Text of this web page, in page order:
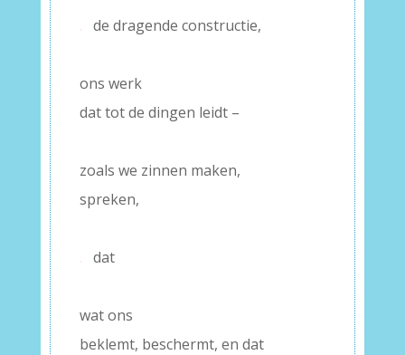
. de dragende constructie,
ons werk
dat tot de dingen leidt –
zoals we zinnen maken,
spreken,
. dat
wat ons
beklemt, beschermt, en dat